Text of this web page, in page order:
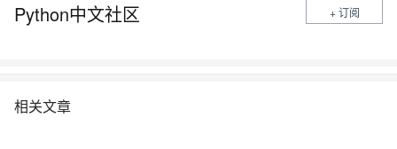
Python中文社区 + 订阅
相关文章